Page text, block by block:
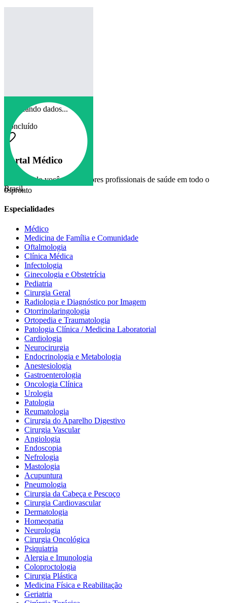
0spronto
Verificando dados...
Concluído
Portal Médico
Conectando você aos melhores profissionais de saúde em todo o
Brasil.
Especialidades
Médico
Medicina de Família e Comunidade
Oftalmologia
Clínica Médica
Infectologia
Ginecologia e Obstetrícia
Pediatria
Cirurgia Geral
Radiologia e Diagnóstico por Imagem
Otorrinolaringologia
Ortopedia e Traumatologia
Patologia Clínica / Medicina Laboratorial
Cardiologia
Neurocirurgia
Endocrinologia e Metabologia
Anestesiologia
Gastroenterologia
Oncologia Clínica
Urologia
Patologia
Reumatologia
Cirurgia do Aparelho Digestivo
Cirurgia Vascular
Angiologia
Endoscopia
Nefrologia
Mastologia
Acupuntura
Pneumologia
Cirurgia da Cabeça e Pescoço
Cirurgia Cardiovascular
Dermatologia
Homeopatia
Neurologia
Cirurgia Oncológica
Psiquiatria
Alergia e Imunologia
Coloproctologia
Cirurgia Plástica
Medicina Física e Reabilitação
Geriatria